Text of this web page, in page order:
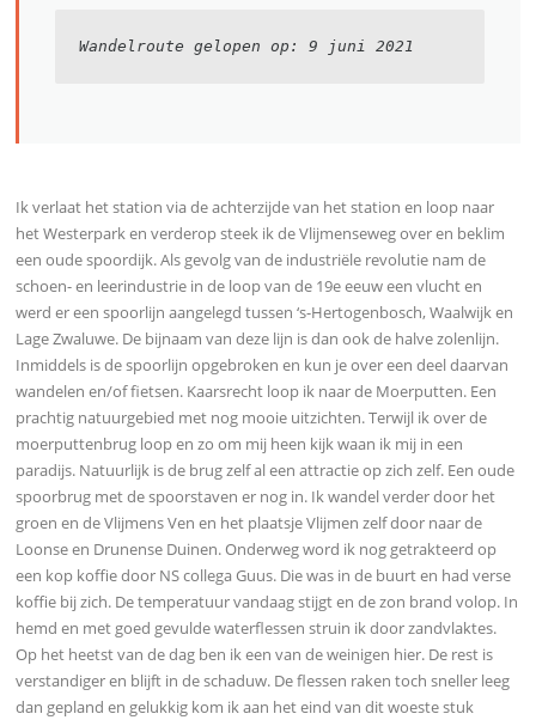
Wandelroute gelopen op: 9 juni 2021
Ik verlaat het station via de achterzijde van het station en loop naar
het Westerpark en verderop steek ik de Vlijmenseweg over en beklim
een oude spoordijk. Als gevolg van de industriële revolutie nam de
schoen- en leerindustrie in de loop van de 19e eeuw een vlucht en
werd er een spoorlijn aangelegd tussen ‘s-Hertogenbosch, Waalwijk en
Lage Zwaluwe. De bijnaam van deze lijn is dan ook de halve zolenlijn.
Inmiddels is de spoorlijn opgebroken en kun je over een deel daarvan
wandelen en/of fietsen. Kaarsrecht loop ik naar de Moerputten. Een
prachtig natuurgebied met nog mooie uitzichten. Terwijl ik over de
moerputtenbrug loop en zo om mij heen kijk waan ik mij in een
paradijs. Natuurlijk is de brug zelf al een attractie op zich zelf. Een oude
spoorbrug met de spoorstaven er nog in. Ik wandel verder door het
groen en de Vlijmens Ven en het plaatsje Vlijmen zelf door naar de
Loonse en Drunense Duinen. Onderweg word ik nog getrakteerd op
een kop koffie door NS collega Guus. Die was in de buurt en had verse
koffie bij zich. De temperatuur vandaag stijgt en de zon brand volop. In
hemd en met goed gevulde waterflessen struin ik door zandvlaktes.
Op het heetst van de dag ben ik een van de weinigen hier. De rest is
verstandiger en blijft in de schaduw. De flessen raken toch sneller leeg
dan gepland en gelukkig kom ik aan het eind van dit woeste stuk